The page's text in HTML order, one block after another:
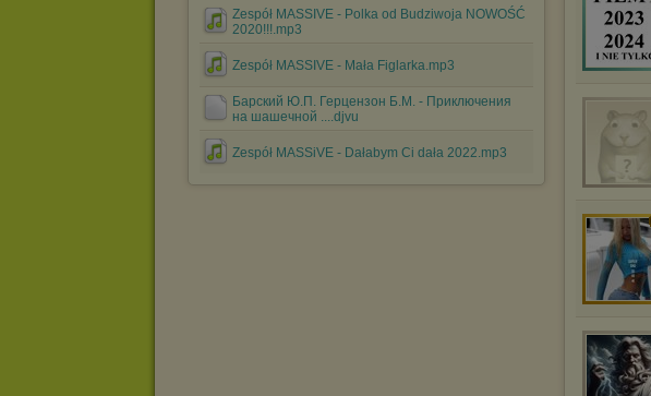
Zespół MASSIVE - Polka od Budziwoja NOWOŚĆ
2020!!!.mp3
Zespół MASSIVE - Mała Figlarka.mp3
Барский Ю.П. Герцензон Б.М. - Приключения
на шашечной ....djvu
Zespół MASSiVE - Dałabym Ci dała 2022.mp3